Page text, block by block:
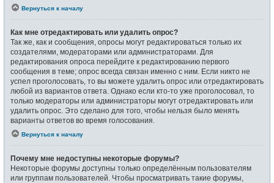
Вернуться к началу
Как мне отредактировать или удалить опрос?
Так же, как и сообщения, опросы могут редактироваться только их
создателями, модераторами или администраторами. Для
редактирования опроса перейдите к редактированию первого
сообщения в теме; опрос всегда связан именно с ним. Если никто не
успел проголосовать, то вы можете удалить опрос или отредактировать
любой из вариантов ответа. Однако если кто-то уже проголосовал, то
только модераторы или администраторы могут отредактировать или
удалить опрос. Это сделано для того, чтобы нельзя было менять
варианты ответов во время голосования.
Вернуться к началу
Почему мне недоступны некоторые форумы?
Некоторые форумы доступны только определённым пользователям
или группам пользователей. Чтобы просматривать такие форумы,